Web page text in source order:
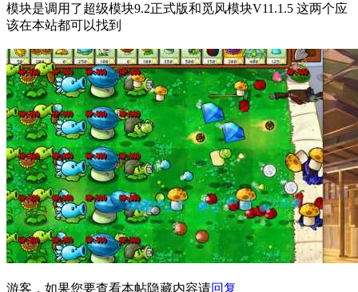
模块是调用了超级模块9.2正式版和觅风模块V11.1.5 这两个应
该在本站都可以找到
游客，如果您要查看本帖隐藏内容请回复